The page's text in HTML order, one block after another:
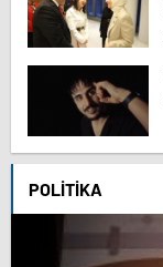
POLITIKA